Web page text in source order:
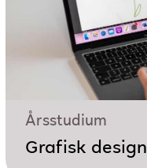
Årsstudium
Grafisk design